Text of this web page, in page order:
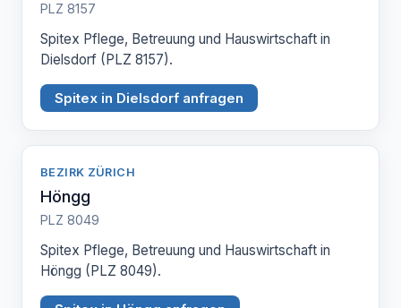
PLZ 8157
Spitex Pflege, Betreuung und Hauswirtschaft in
Dielsdorf (PLZ 8157).
Spitex in Dielsdorf anfragen
BEZIRK ZÜRICH
Höngg
PLZ 8049
Spitex Pflege, Betreuung und Hauswirtschaft in
Höngg (PLZ 8049).